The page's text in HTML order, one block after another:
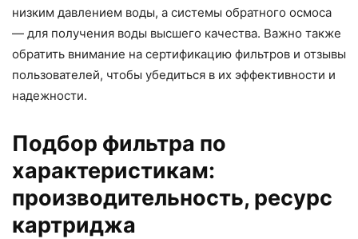
низким давлением воды, а системы обратного осмоса
— для получения воды высшего качества. Важно также
обратить внимание на сертификацию фильтров и отзывы
пользователей, чтобы убедиться в их эффективности и
надежности.
Подбор фильтра по
характеристикам:
производительность, ресурс
картриджа